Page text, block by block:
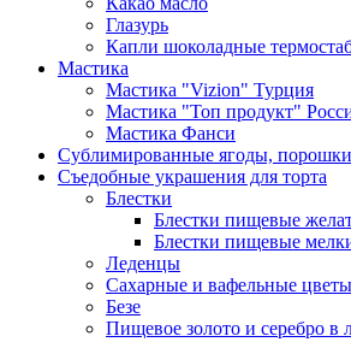
Глазурь
Капли шоколадные
Мастика
Мастика "Vizion" Турция
Мастика "Топ продукт"
Мастика Фанси
Сублимированные ягоды,
Съедобные украшения для торта
Блестки
Блестки пищевые
Блестки пищевые
Леденцы
Сахарные и вафельные
Безе
Пищевое золото и серебро в